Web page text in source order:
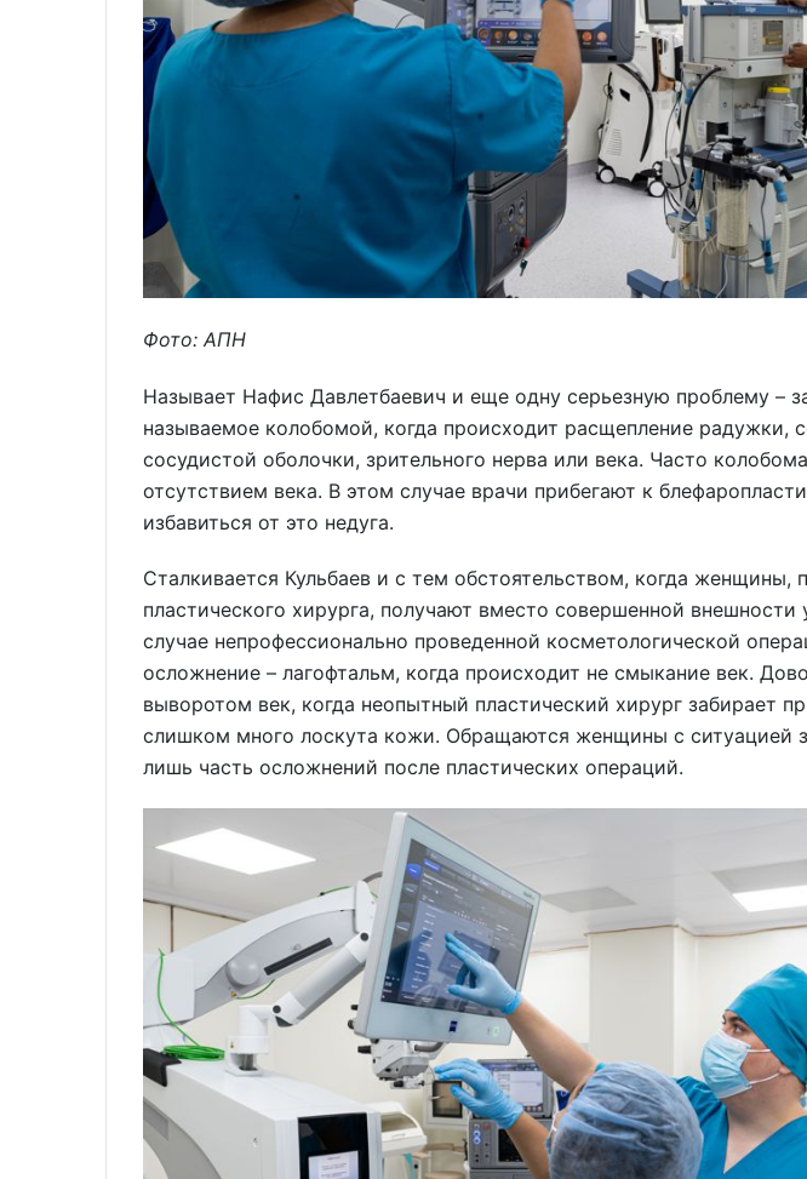
Фото: АПН
Называет Нафис Давлетбаевич и еще одну серьезную проблему –
называемое колобомой, когда происходит расщепление радужки,
сосудистой оболочки, зрительного нерва или века. Часто
отсутствием века. В этом случае врачи прибегают к
избавиться от это недуга.
Сталкивается Кульбаев и с тем обстоятельством, когда женщины,
пластического хирурга, получают вместо совершенной
случае непрофессионально проведенной косметологической
осложнение – лагофтальм, когда происходит не смыкание век.
выворотом век, когда неопытный пластический хирург забирает
слишком много лоскута кожи. Обращаются женщины с ситуацией
лишь часть осложнений после пластических операций.